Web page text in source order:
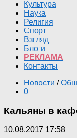
Культура
Наука
Религия
Спорт
Взгляд
Блоги
РЕКЛАМА
Контакты
Новости /
0
Кальяны в
10.08.2017 17:58